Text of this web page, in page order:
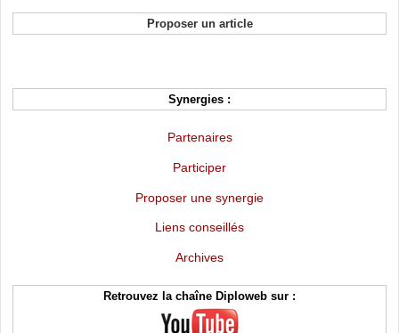
Proposer un article
Synergies :
Partenaires
Participer
Proposer une synergie
Liens conseillés
Archives
Retrouvez la chaîne Diploweb sur :